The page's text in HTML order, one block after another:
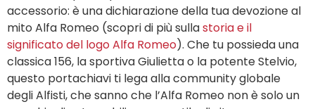
accessorio: è una dichiarazione della tua devozione al
mito Alfa Romeo (scopri di più sullastoria e il
significato del logo Alfa Romeo). Che tu possieda una
classica 156, la sportiva Giulietta o la potente Stelvio,
questo portachiavi ti lega alla community globale
degli Alfisti, che sanno che l’Alfa Romeo non è solo un